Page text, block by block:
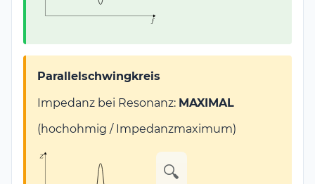
Parallelschwingkreis
Impedanz bei Resonanz: MAXIMAL
(hochohmig / Impedanzmaximum)
🔍